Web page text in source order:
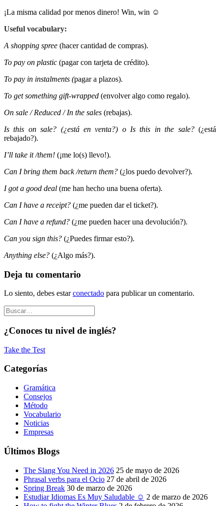
¡La misma calidad por menos dinero! Win, win ☺
Useful vocabulary:
A shopping spree (hacer cantidad de compras).
To pay on plastic (pagar con tarjeta de crédito).
To pay in instalments (pagar a plazos).
To get something gift-wrapped (envolver algo como regalo).
On sale / Reduced / In the sales (rebajas).
Is this on sale? (¿está en venta?) o Is this in the sale? (¿está
rebajado?).
I’ll take it /them! (¡me lo(s) llevo!).
Can I bring them back /return them? (¿los puedo devolver?).
I got a good deal (me han hecho una buena oferta).
Can I have a receipt? (¿me pueden dar el ticket?).
Can I have a refund? (¿me pueden hacer una devolución?).
Can you sign this? (¿Puedes firmar esto?).
Anything else? (¿Algo más?).
Deja tu comentario
Lo siento, debes estarconectado para publicar un comentario.
¿Conoces tu nivel de inglés?
Take the Test
Categorías
Gramática
Consejos
Método
Vocabulario
Noticias
Empresas
Últimos Blogs
The Slang You Need in 2026 25 de mayo de 2026
Phrasal verbs para el Ocio 27 de abril de 2026
Spring Break 30 de marzo de 2026
Estudiar Idiomas Es Muy Saludable ☺ 2 de marzo de 2026